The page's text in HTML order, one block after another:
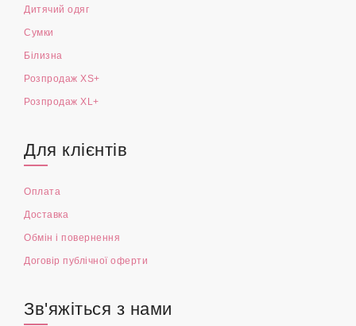
Дитячий одяг
Сумки
Білизна
Розпродаж XS+
Розпродаж XL+
Для клієнтів
Оплата
Доставка
Обмін і повернення
Договір публічної оферти
Зв'яжіться з нами